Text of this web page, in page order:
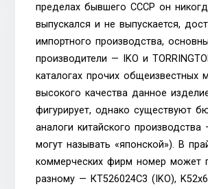
пределах бывшего СССР он
выпускался и не выпускается,
импортного производства,
производители — IKO и
каталогах прочих общеизвестных
высокого качества данное
фигурирует, однако существуют
аналоги китайского
могут называть «японской»). В
коммерческих фирм номер может
разному — КT526024C3 (IKO),